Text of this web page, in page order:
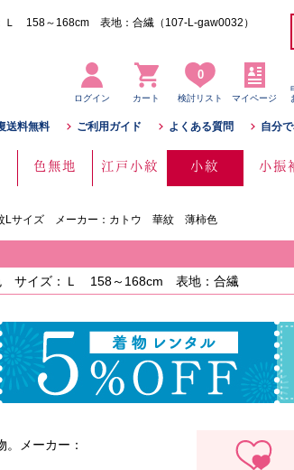
158～168cm 表地：合繊（107-L-gaw0032）
ログイン カート
0
検討リスト マイページ
送料無料 ご利用ガイド よくある質問 自分
色無地 江戸小紋 小紋 小振
Lサイズ メーカー：カトウ 華紋 薄柿色
サイズ：Ｌ 158～168cm 表地：合繊
メーカー：